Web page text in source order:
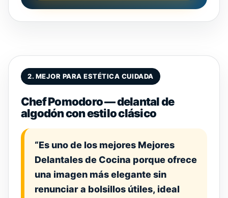
2. MEJOR PARA ESTÉTICA CUIDADA
Chef Pomodoro — delantal de
algodón con estilo clásico
“Es uno de los mejores Mejores
Delantales de Cocina porque ofrece
una imagen más elegante sin
renunciar a bolsillos útiles, ideal